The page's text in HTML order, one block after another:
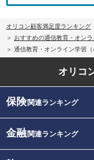
オリコン顧客満足度ランキング
おすすめの通信教育・オン
通信教育・オンライン学習
オリコ
保険関連ランキング
金融関連ランキング